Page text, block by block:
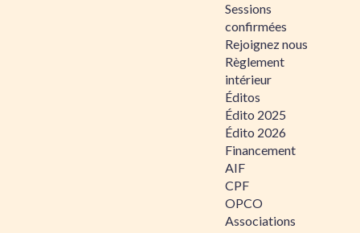
Sessions
confirmées
Rejoignez nous
Règlement
intérieur
Éditos
Édito 2025
Édito 2026
Financement
AIF
CPF
OPCO
Associations